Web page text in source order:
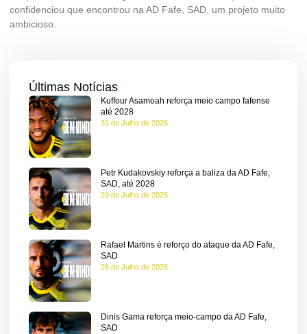
confidenciou que encontrou na AD Fafe, SAD, um projeto muito
ambicioso.
Últimas Notícias
Kuffour Asamoah reforça meio campo fafense
até 2028
31 de Julho de 2026
Petr Kudakovskiy reforça a baliza da AD Fafe,
SAD, até 2028
29 de Julho de 2026
Rafael Martins é reforço do ataque da AD Fafe,
SAD
26 de Julho de 2026
Dinis Gama reforça meio-campo da AD Fafe,
SAD